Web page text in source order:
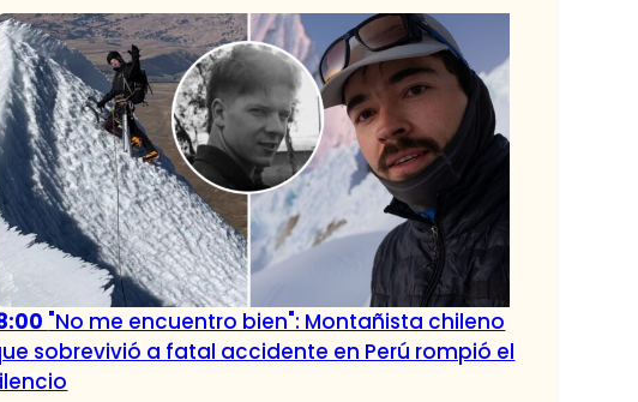
"No me encuentro bien": Montañista chileno
sobrevivió a fatal accidente en Perú rompió el